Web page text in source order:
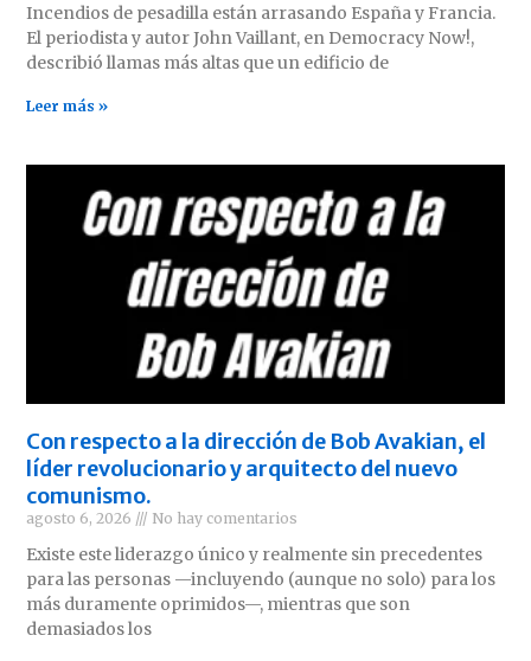
Incendios de pesadilla están arrasando España y Francia.
El periodista y autor John Vaillant, en Democracy Now!,
describió llamas más altas que un edificio de
Leer más »
Con respecto a la dirección de Bob Avakian, el
líder revolucionario y arquitecto del nuevo
comunismo.
agosto 6, 2026 No hay comentarios
Existe este liderazgo único y realmente sin precedentes
para las personas —incluyendo (aunque no solo) para los
más duramente oprimidos—, mientras que son
demasiados los